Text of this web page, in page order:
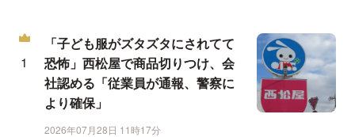
「子ども服がズタズタにされてて
恐怖」西松屋で商品切りつけ、会
社認める「従業員が通報、警察に
より確保」
2026年07月28日 11時17分